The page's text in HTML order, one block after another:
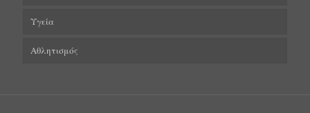
Υγεία
Αθλητισμός